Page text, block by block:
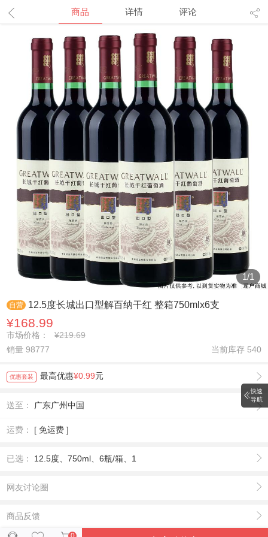
商品 详情 评论
1/1
自营 12.5度长城出口型解百纳干红 整箱750mlx6支
¥168.99
市场价格：
¥219.69
销量 98777
当前库存 540
优惠套装 最高优惠¥0.99元
送至： 广东广州中国
运费： [ 免运费 ]
已选： 12.5度、750ml、6瓶/箱、1
网友讨论圈
商品反馈
快速
导航